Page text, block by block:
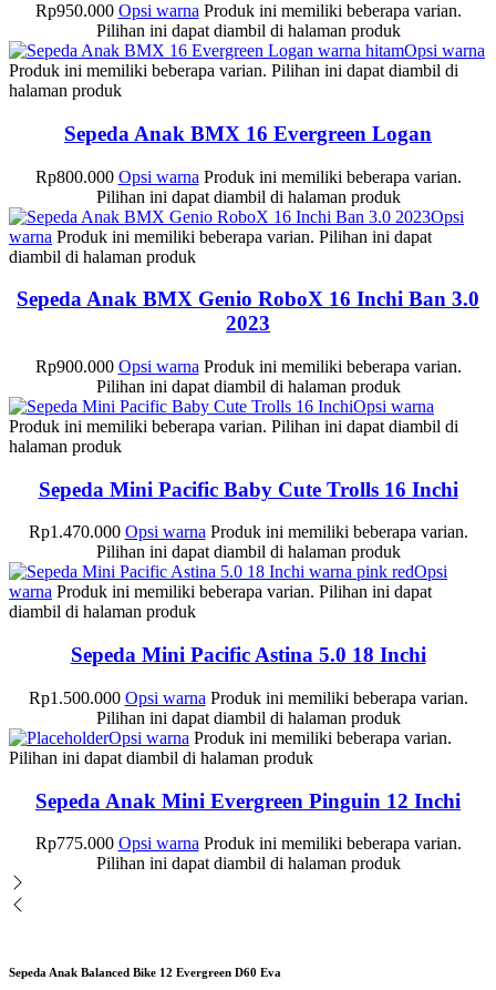
Rp950.000 Opsi warna Produk ini memiliki beberapa varian.
Pilihan ini dapat diambil di halaman produk
Opsi warna
Produk ini memiliki beberapa varian. Pilihan ini dapat diambil di
halaman produk
Sepeda Anak BMX 16 Evergreen Logan
Rp800.000 Opsi warna Produk ini memiliki beberapa varian.
Pilihan ini dapat diambil di halaman produk
Opsi
warna Produk ini memiliki beberapa varian. Pilihan ini dapat
diambil di halaman produk
Sepeda Anak BMX Genio RoboX 16 Inchi Ban 3.0
2023
Rp900.000 Opsi warna Produk ini memiliki beberapa varian.
Pilihan ini dapat diambil di halaman produk
Opsi warna
Produk ini memiliki beberapa varian. Pilihan ini dapat diambil di
halaman produk
Sepeda Mini Pacific Baby Cute Trolls 16 Inchi
Rp1.470.000 Opsi warna Produk ini memiliki beberapa varian.
Pilihan ini dapat diambil di halaman produk
Opsi
warna Produk ini memiliki beberapa varian. Pilihan ini dapat
diambil di halaman produk
Sepeda Mini Pacific Astina 5.0 18 Inchi
Rp1.500.000 Opsi warna Produk ini memiliki beberapa varian.
Pilihan ini dapat diambil di halaman produk
Opsi warna Produk ini memiliki beberapa varian.
Pilihan ini dapat diambil di halaman produk
Sepeda Anak Mini Evergreen Pinguin 12 Inchi
Rp775.000 Opsi warna Produk ini memiliki beberapa varian.
Pilihan ini dapat diambil di halaman produk
Sepeda Anak Balanced Bike 12 Evergreen D60 Eva